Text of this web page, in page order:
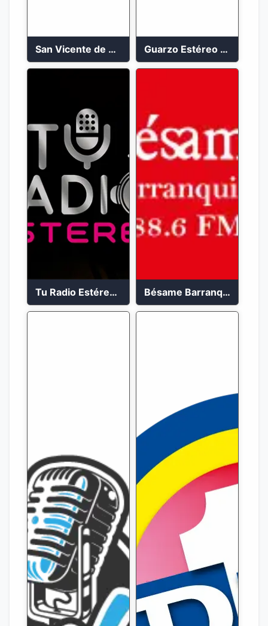
San Vicente de Chucuri 91.2 FM Guarzo Estéreo 24/7
Tu Radio Estéreo 24/7 Bésame Barranquilla en vivo 88.6 FM